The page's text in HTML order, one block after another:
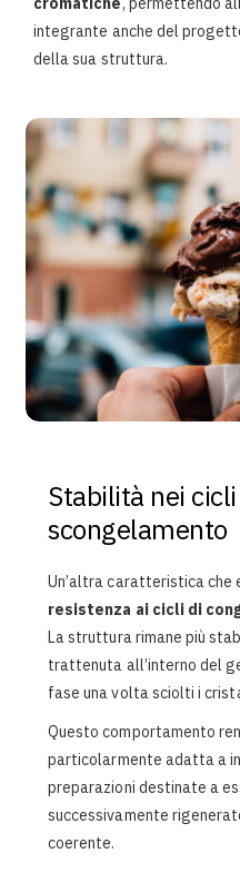
integrante anche del
della sua struttura.
Stabilità nei
scongelamento
Un’altra caratteristica che
resistenza ai cicli di
La struttura rimane più
trattenuta all’interno del
fase una volta sciolti i
Questo comportamento
particolarmente adatta a
preparazioni destinate a
successivamente
coerente.